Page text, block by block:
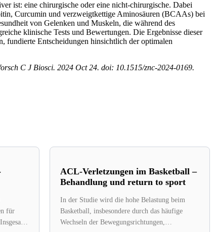
ist: eine chirurgische oder eine nicht-chirurgische. Dabei
Curcumin und verzweigtkettige Aminosäuren (BCAAs) bei
von Gelenken und Muskeln, die während des
klinische Tests und Bewertungen. Die Ergebnisse dieser
fundierte Entscheidungen hinsichtlich der optimalen
C J Biosci. 2024 Oct 24. doi: 10.1515/znc-2024-0169.
für
ACL-Verletzungen im Basketball –
Behandlung und return to sport
In der Studie wird die hohe Belastung beim
Basketball, insbesondere durch das häufige
Wechseln der Bewegungsrichtungen,